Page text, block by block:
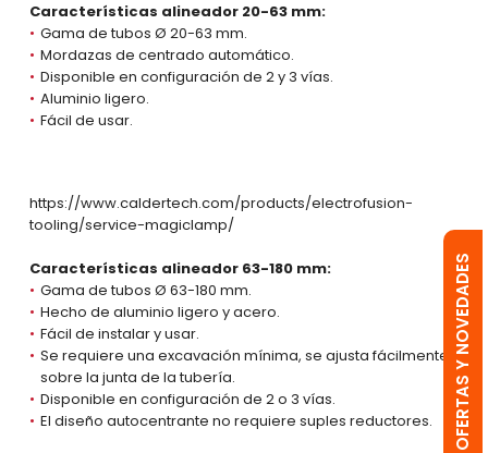
Características alineador 20-63 mm:
Gama de tubos Ø 20-63 mm.
Mordazas de centrado automático.
Disponible en configuración de 2 y 3 vías.
Aluminio ligero.
Fácil de usar.
https://www.caldertech.com/products/electrofusion-
tooling/service-magiclamp/
Características alineador 63-180 mm:
Gama de tubos Ø 63-180 mm.
Hecho de aluminio ligero y acero.
Fácil de instalar y usar.
Se requiere una excavación mínima, se ajusta fácilmente
sobre la junta de la tubería.
Disponible en configuración de 2 o 3 vías.
El diseño autocentrante no requiere suples reductores.
OFERTAS Y NOVEDADES